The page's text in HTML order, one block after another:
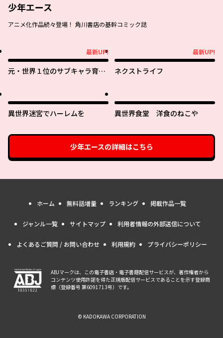
少年エース
アニメ化作品続々登場！ 角川書店の基幹コミック誌
最新UP!
元・世界１位のサブキャラ育成
最新UP!
ネクストライフ
異世界迷宮でハーレムを 異世界食堂 洋食のねこや
少年エースの詳細はこちら
ホーム 無料話増量 ランキング 掲載作品一覧
ジャンル一覧 サイトマップ 利用者情報の外部送信について
よくあるご質問 / お問い合わせ 利用規約 プライバシーポリシー
ABJマークは、この電子書店・電子書籍配信サービスが、著作権者から
コンテンツ使用許諾を得た正規版配信サービスであることを示す登録商
標（登録番号 第6091713号）です。
© KADOKAWA CORPORATION